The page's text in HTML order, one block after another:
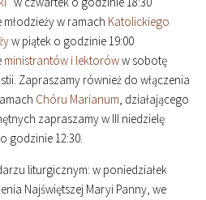
w ramach Katolickiego
w piątek o godzinie19:00
ministrantów i lektoróww sobotę
Zapraszamy również do włączenia
Chóru Marianum, działającego
zapraszamy w III niedzielę
o godzinie12:30.
liturgicznym: w poniedziałek
Najświętszej Maryi Panny, we